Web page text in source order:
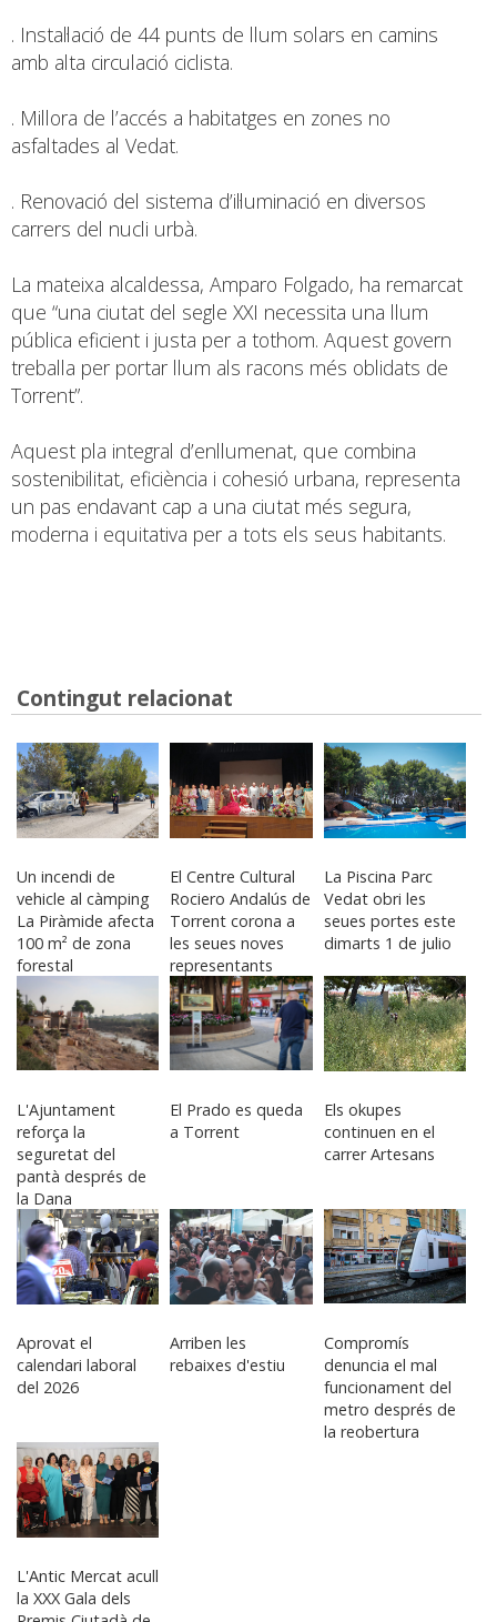
. Instal·lació de 44 punts de llum solars en camins
amb alta circulació ciclista.
. Millora de l’accés a habitatges en zones no
asfaltades al Vedat.
. Renovació del sistema d’il·luminació en diversos
carrers del nucli urbà.
La mateixa alcaldessa, Amparo Folgado, ha remarcat
que “una ciutat del segle XXI necessita una llum
pública eficient i justa per a tothom. Aquest govern
treballa per portar llum als racons més oblidats de
Torrent”.
Aquest pla integral d’enllumenat, que combina
sostenibilitat, eficiència i cohesió urbana, representa
un pas endavant cap a una ciutat més segura,
moderna i equitativa per a tots els seus habitants.
Contingut relacionat
Un incendi de
vehicle al càmping
La Piràmide afecta
100 m² de zona
forestal
El Centre Cultural
Rociero Andalús de
Torrent corona a
les seues noves
representants
La Piscina Parc
Vedat obri les
seues portes este
dimarts 1 de julio
L'Ajuntament
reforça la
seguretat del
pantà després de
la Dana
El Prado es queda
a Torrent
Els okupes
continuen en el
carrer Artesans
Aprovat el
calendari laboral
del 2026
Arriben les
rebaixes d'estiu
Compromís
denuncia el mal
funcionament del
metro després de
la reobertura
L'Antic Mercat acull
la XXX Gala dels